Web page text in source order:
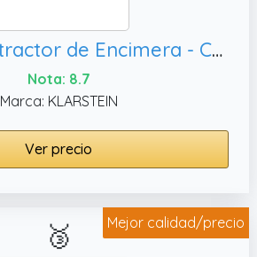
Klarstein Extractor de Encimera - Campana Cocina A++ Eficiencia, Negro
Nota: 8.7
Marca: KLARSTEIN
Ver precio
Mejor calidad/precio
🥉